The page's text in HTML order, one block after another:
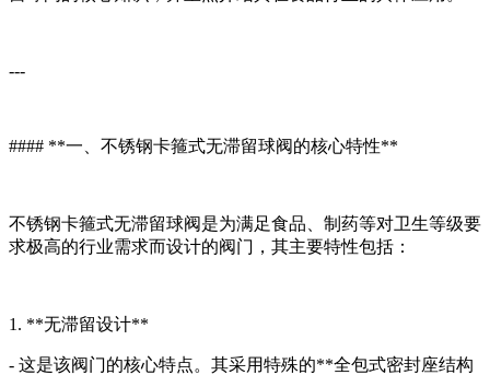
---
#### **一、不锈钢卡箍式无滞留球阀的核心特性**
不锈钢卡箍式无滞留球阀是为满足食品、制药等对卫生等级要
求极高的行业需求而设计的阀门，其主要特性包括：
1. **无滞留设计**
- 这是该阀门的核心特点。其采用特殊的**全包式密封座结构